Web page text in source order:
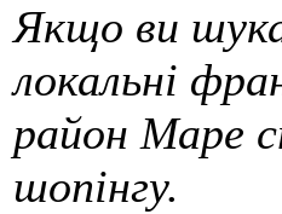
Якщо ви
локальні
район Маре
шопінгу.